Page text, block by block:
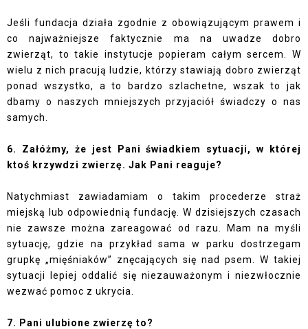
Jeśli fundacja działa zgodnie z obowiązującym prawem i
co najważniejsze faktycznie ma na uwadze dobro
zwierząt, to takie instytucje popieram całym sercem. W
wielu z nich pracują ludzie, którzy stawiają dobro zwierząt
ponad wszystko, a to bardzo szlachetne, wszak to jak
dbamy o naszych mniejszych przyjaciół świadczy o nas
samych.
6. Załóżmy, że jest Pani świadkiem sytuacji, w której
ktoś krzywdzi zwierzę. Jak Pani reaguje?
Natychmiast zawiadamiam o takim procederze straż
miejską lub odpowiednią fundację. W dzisiejszych czasach
nie zawsze można zareagować od razu. Mam na myśli
sytuację, gdzie na przykład sama w parku dostrzegam
grupkę „mięśniaków” znęcających się nad psem. W takiej
sytuacji lepiej oddalić się niezauważonym i niezwłocznie
wezwać pomoc z ukrycia.
7. Pani ulubione zwierzę to?